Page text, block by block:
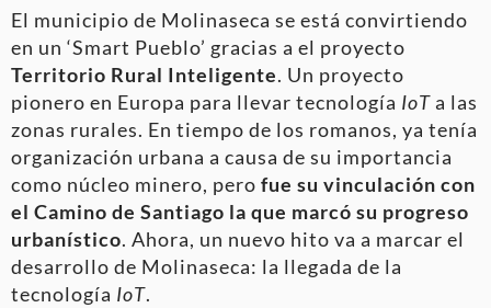
El municipio de Molinaseca se está convirtiendo
en un ‘Smart Pueblo’ gracias a el proyecto
Territorio Rural Inteligente. Un proyecto
pionero en Europa para llevar tecnología IoTa las
zonas rurales. En tiempo de los romanos, ya tenía
organización urbana a causa de su importancia
como núcleo minero, pero fue su vinculación con
el Camino de Santiago la que marcó su progreso
urbanístico. Ahora, un nuevo hito va a marcar el
desarrollo de Molinaseca: la llegada de la
tecnología IoT.